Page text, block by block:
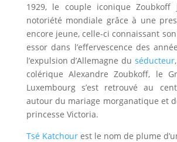
1929, le couple iconique Zoubkoff
notoriété mondiale grâce à une
encore jeune, celle-ci connaissant
essor dans l’effervescence des
l’expulsion d’Allemagne du séducteur
colérique Alexandre Zoubkoff, le
Luxembourg s’est retrouvé au
autour du mariage morganatique et
princesse Victoria.
Tsé Katchourest le nom de plume